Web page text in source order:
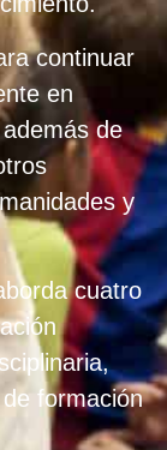
continuar
en
de
y
cuatro
formación